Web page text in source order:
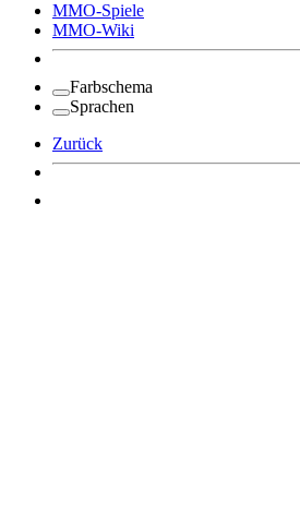
MMO-Spiele
MMO-Wiki
Farbschema
Sprachen
Zurück